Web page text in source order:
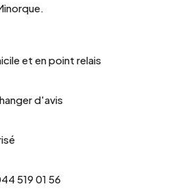
et en point relais
d'avis
519 01 56